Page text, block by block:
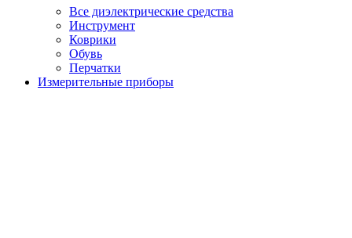
Все диэлектрические средства
Инструмент
Коврики
Обувь
Перчатки
Измерительные приборы